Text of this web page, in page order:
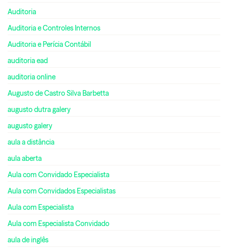
Auditoria
Auditoria e Controles Internos
Auditoria e Perícia Contábil
auditoria ead
auditoria online
Augusto de Castro Silva Barbetta
augusto dutra galery
augusto galery
aula a distância
aula aberta
Aula com Convidado Especialista
Aula com Convidados Especialistas
Aula com Especialista
Aula com Especialista Convidado
aula de inglês